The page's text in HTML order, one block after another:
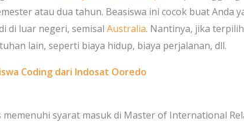
atau dua tahun. Beasiswa ini cocok buat Anda
di luar negeri, semisal Australia. Nantinya, jika
lain, seperti biaya hidup, biaya perjalanan, dll.
Coding dari Indosat Ooredo
memenuhi syarat masuk di Master of International